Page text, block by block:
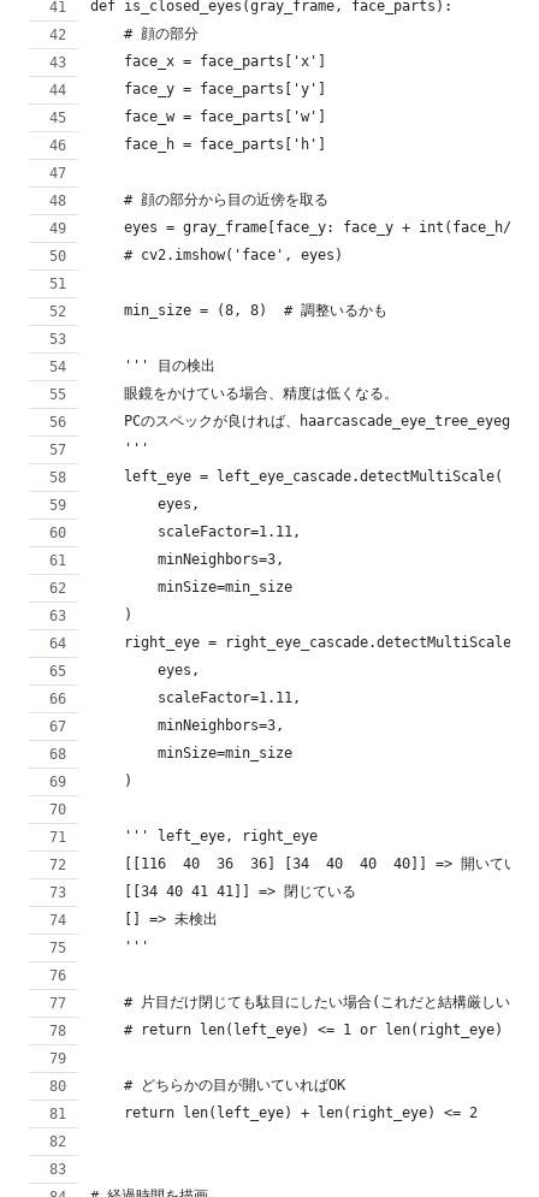
def is_closed_eyes(gray_frame, face_parts):
    # 顔の部分
    face_x = face_parts['x']
    face_y = face_parts['y']
    face_w = face_parts['w']
    face_h = face_parts['h']
    # 顔の部分から目の近傍を取る
eyes = gray_frame[face_y: face_y + int(face_h/
    # cv2.imshow('face', eyes)
    min_size = (8, 8)  # 調整いるかも
    ''' 目の検出
    眼鏡をかけている場合、精度は低くなる。
PCのスペックが良ければ、
    '''
    left_eye = left_eye_cascade.detectMultiScale(
        eyes,
        scaleFactor=1.11,
        minNeighbors=3,
        minSize=min_size
    )
    right_eye = right_eye_cascade.detectMultiScale(
        eyes,
        scaleFactor=1.11,
        minNeighbors=3,
        minSize=min_size
    )
    ''' left_eye, right_eye
    [[116  40  36  36] [34  40  40  40]] => 開いている
    [[34 40 41 41]] => 閉じている
    [] => 未検出
    '''
# 片目だけ閉じても駄目にしたい場合(これだと結構厳しい(精
# return len(left_eye) <= 1 or len(right_eye) <=
    # どちらかの目が開いていればOK
    return len(left_eye) + len(right_eye) <= 2